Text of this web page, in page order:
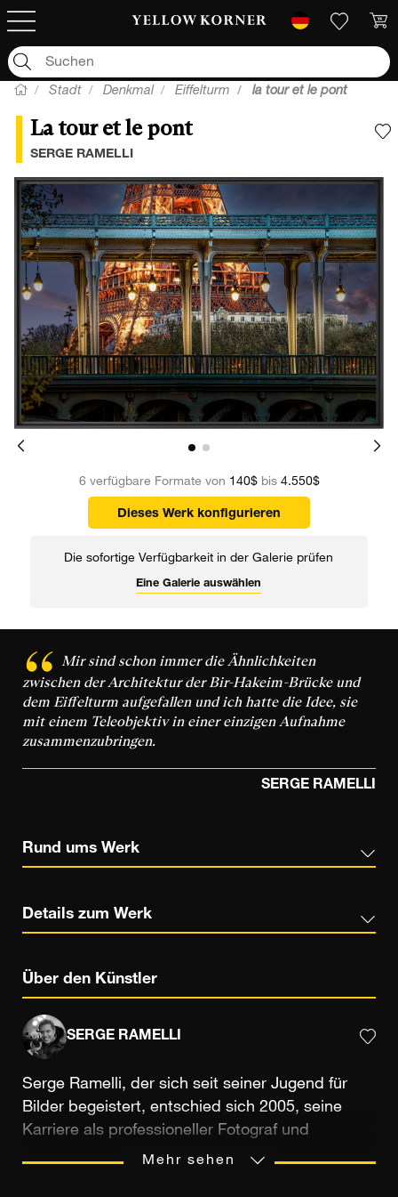
Stadt Denkmal Eiffelturm la tour et le pont
La tour et le pont
SERGE RAMELLI
6 verfügbare Formate von 140$bis 4.550$
Dieses Werk konfigurieren
Die sofortige Verfügbarkeit in der Galerie prüfen
Eine Galerie auswählen
Mir sind schon immer die Ähnlichkeiten
zwischen der Architektur der Bir-Hakeim-Brücke und
dem Eiffelturm aufgefallen und ich hatte die Idee, sie
mit einem Teleobjektiv in einer einzigen Aufnahme
zusammenzubringen.
SERGE RAMELLI
Rund ums Werk
Details zum Werk
Über den Künstler
SERGE RAMELLI
Serge Ramelli, der sich seit seiner Jugend für
Bilder begeistert, entschied sich 2005, seine
Karriere als professioneller Fotograf und
Filmproduzent diesem Bereich zu widmen. Sein
Mehr sehen